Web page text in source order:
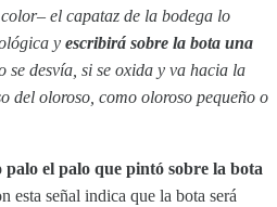
el capataz de la bodega lo
y escribirá sobre la bota una
se desvía, si se oxida y va hacia la
del oloroso, como oloroso pequeño o
el palo que pintó sobre la bota
esta señal indica que la bota será